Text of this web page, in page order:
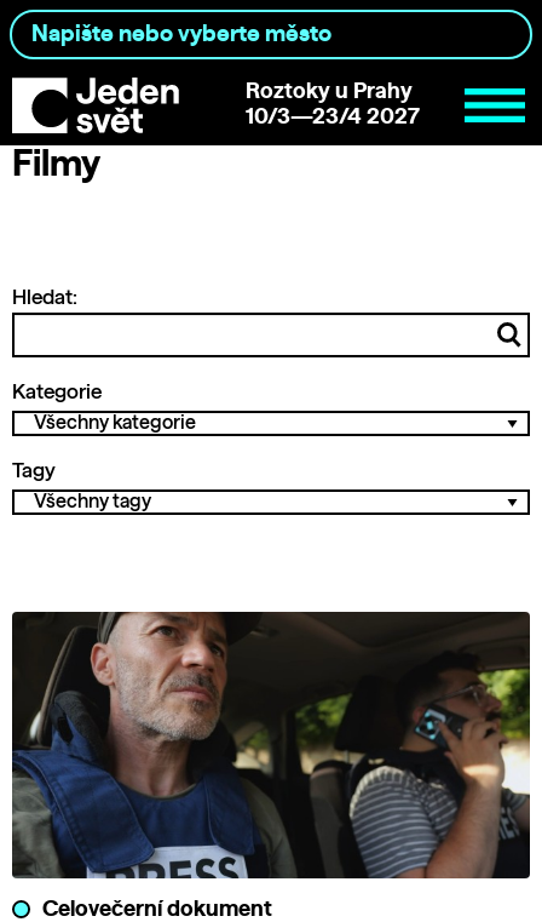
Roztoky u Prahy
10/3—23/4 2027
Filmy
Hledat:
Kategorie
Tagy
Celovečerní dokument